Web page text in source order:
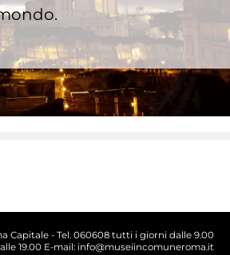
Capitale - Tel. 060608 tutti i giorni dalle 9.00
alle 19.00 E-mail: info@museiincomuneroma.it